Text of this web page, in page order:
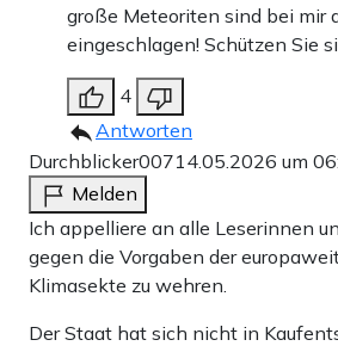
große Meteoriten sind bei mir
eingeschlagen! Schützen Sie
4
Antworten
Durchblicker00714.05.2026 um
Melden
Ich appelliere an alle Leserinnen
gegen die Vorgaben der
Klimasekte zu wehren.
Der Staat hat sich nicht in